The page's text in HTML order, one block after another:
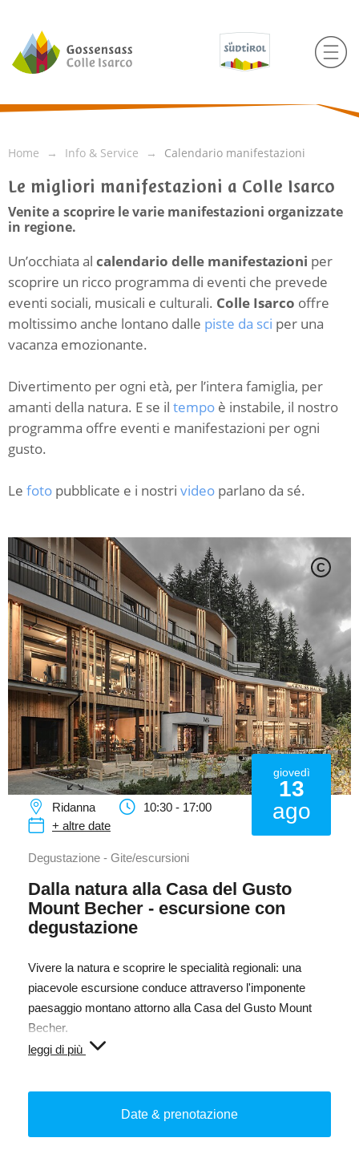
Home Info & Service Calendario manifestazioni
Le migliori manifestazioni a Colle Isarco
Venite a scoprire le varie manifestazioni organizzate
in regione.
Un’occhiata al calendario delle manifestazioni per
scoprire un ricco programma di eventi che prevede
eventi sociali, musicali e culturali. Colle Isarco offre
moltissimo anche lontano dalle piste da sci per una
vacanza emozionante.
Divertimento per ogni età, per l’intera famiglia, per
amanti della natura. E se il tempo è instabile, il nostro
programma offre eventi e manifestazioni per ogni
gusto.
Le foto pubblicate e i nostri video parlano da sé.
C
giovedì
13
ago
Ridanna
10:30 - 17:00
+ altre date
Degustazione - Gite/escursioni
Dalla natura alla Casa del Gusto
Mount Becher - escursione con
degustazione
Vivere la natura e scoprire le specialità regionali: una
piacevole escursione conduce attraverso l'imponente
paesaggio montano attorno alla Casa del Gusto Mount
Becher.
regionali. Qui si tosta il caffè, si produce birra, si prepara
leggi di più
Date & prenotazione